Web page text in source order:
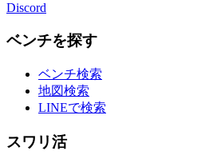
Discord
ベンチを探す
ベンチ検索
地図検索
LINEで検索
スワリ活